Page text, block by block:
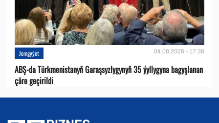
Jemgyýet 04.08.2026 - 17:38
ABŞ-da Türkmenistanyň Garaşsyzlygynyň 35 ýyllygyna bagyşlanan
çäre geçirildi